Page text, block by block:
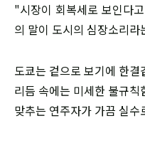
"시장이 회복세로 보인다
의 말이 도시의 심장소리라
도쿄는 겉으로 보기에 한
리듬 속에는 미세한 불규
맞추는 연주자가 가끔 실